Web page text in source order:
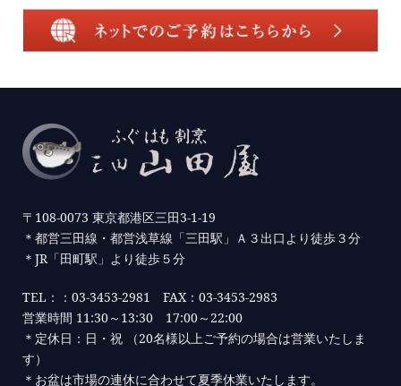
〒108-0073 東京都港区三田3-1-19
＊都営三田線・都営浅草線「三田駅」Ａ３出口より徒歩３分
＊JR「田町駅」より徒歩５分
TEL：：03-3453-2981 FAX：03-3453-2983
営業時間 11:30～13:30 17:00～22:00
＊定休日：日・祝 （20名様以上ご予約の場合は営業いたしま
す）
＊お盆は市場の連休に合わせて夏季休業いたします。